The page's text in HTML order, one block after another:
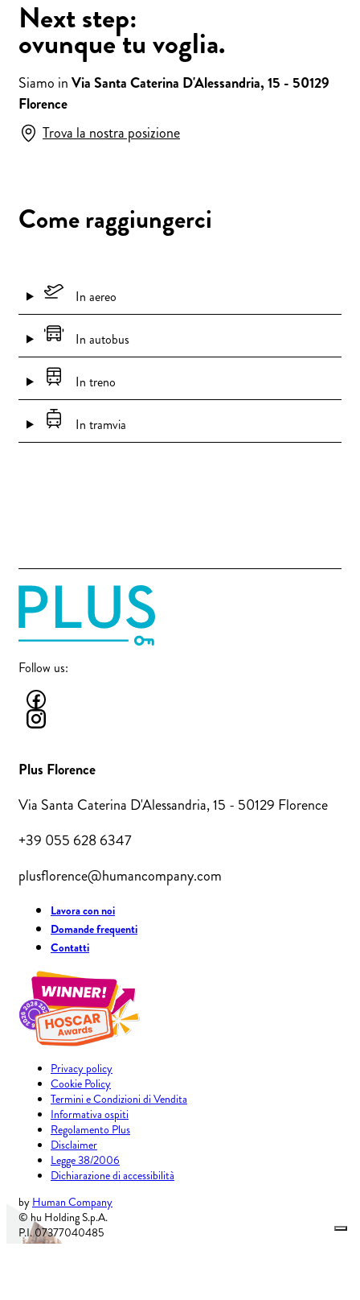
Next step:
ovunque tu voglia.
Siamo inVia Santa Caterina D'Alessandria, 15 - 50129
Florence
Trova la nostra posizione
Come raggiungerci
In aereo
In autobus
In treno
In tramvia
Follow us:
Plus Florence
Via Santa Caterina D'Alessandria, 15 - 50129 Florence
+39 055 628 6347
plusflorence@humancompany.com
Lavora con noi
Domande frequenti
Contatti
Privacy policy
Cookie Policy
Termini e Condizioni di Vendita
Informativa ospiti
Regolamento Plus
Disclaimer
Legge 38/2006
Dichiarazione di accessibilità
by Human Company
© hu Holding S.p.A.
P.I. 07377040485
Cap. soc. i.v. € 115.807,00